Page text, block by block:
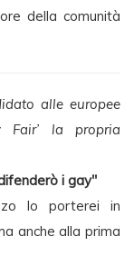
della comunità
alle europee
Fair’ la propria
i gay"
lo porterei in
anche alla prima